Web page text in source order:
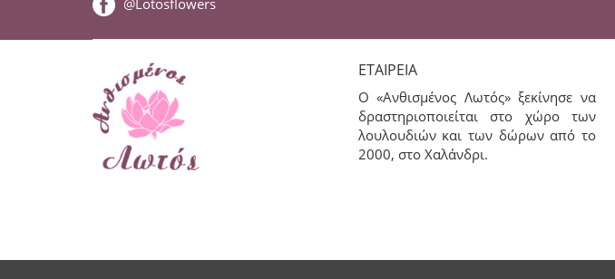
ΕΤΑΙΡΕΊΑ
Ο «Ανθισμένος Λωτός» ξεκίνησε να
δραστηριοποιείται στο χώρο των
λουλουδιών και των δώρων από το
2000, στο Χαλάνδρι.